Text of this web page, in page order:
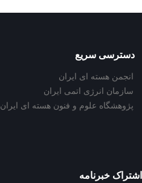
دسترسی سریع
انجمن هسته ای ایران
سازمان انرژی اتمی ایران
پژوهشگاه علوم و فنون هسته ای ایران
اشتراک خبرنامه